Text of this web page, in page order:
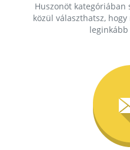
Huszonöt
közül választhatsz,